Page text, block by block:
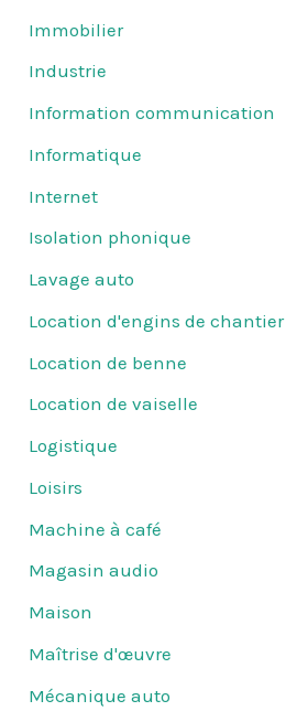
Immobilier
Industrie
Information communication
Informatique
Internet
Isolation phonique
Lavage auto
Location d'engins de chantier
Location de benne
Location de vaiselle
Logistique
Loisirs
Machine à café
Magasin audio
Maison
Maîtrise d'œuvre
Mécanique auto